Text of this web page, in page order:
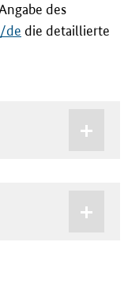
des
de die detaillierte